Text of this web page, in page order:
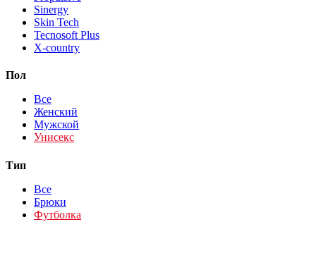
Sinergy
Skin Tech
Tecnosoft Plus
X-country
Пол
Все
Женский
Мужской
Унисекс
Тип
Все
Брюки
Футболка